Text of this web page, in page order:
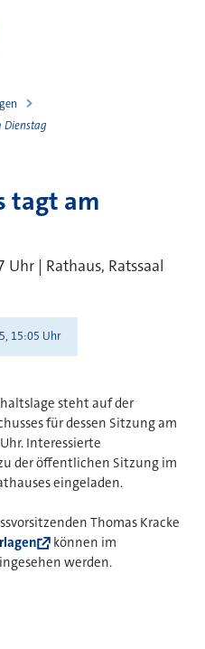
Dienstag
tagt am
| Rathaus, Ratssaal
15:05 Uhr
steht auf der
für dessen Sitzung am
Interessierte
der öffentlichen Sitzung im
eingeladen.
Thomas Kracke
können im
werden.